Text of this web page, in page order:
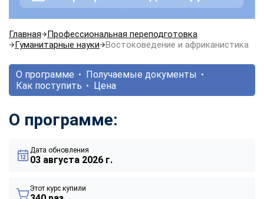
Главная
Профессиональная переподготовка
Гуманитарные науки
Востоковедение и африканистика
О программе
Получаемые документы
Как поступить
Цена
О программе:
Дата обновления
03 августа 2026 г.
Этот курс купили